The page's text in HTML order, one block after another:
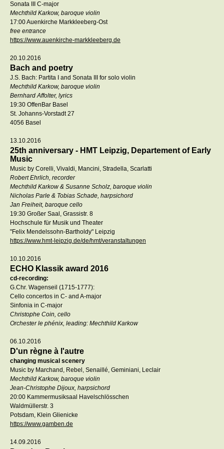
Sonata III C-major
Mechthild Karkow, baroque violin
17:00 Auenkirche Markkleeberg-Ost
free entrance
https://www.auenkirche-markkleeberg.de
20.10.2016
Bach and poetry
J.S. Bach: Partita I and Sonata III for solo violin
Mechthild Karkow, baroque violin
Bernhard Affolter, lyrics
19:30 OffenBar Basel
St. Johanns-Vorstadt 27
4056 Basel
13.10.2016
25th anniversary - HMT Leipzig, Departement of Early
Music
Music by Corelli, Vivaldi, Mancini, Stradella, Scarlatti
Robert Ehrlich, recorder
Mechthild Karkow & Susanne Scholz, baroque violin
Nicholas Parle & Tobias Schade, harpsichord
Jan Freiheit, baroque cello
19:30 Großer Saal, Grassistr. 8
Hochschule für Musik und Theater
"Felix Mendelssohn-Bartholdy" Leipzig
https://www.hmt-leipzig.de/de/hmt/veranstaltungen
10.10.2016
ECHO Klassik award 2016
cd-recording:
G.Chr. Wagenseil (1715-1777):
Cello concertos in C- and A-major
Sinfonia in C-major
Christophe Coin, cello
Orchester le phénix, leading: Mechthild Karkow
06.10.2016
D'un règne à l'autre
changing musical scenery
Music by Marchand, Rebel, Senaillé, Geminiani, Leclair
Mechthild Karkow, baroque violin
Jean-Christophe Dijoux, harpsichord
20:00 Kammermusiksaal Havelschlösschen
Waldmüllerstr. 3
Potsdam, Klein Glienicke
https://www.gamben.de
14.09.2016